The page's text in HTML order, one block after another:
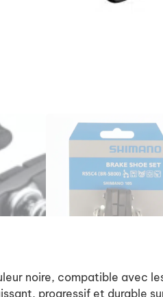
noire, compatible avec
progressif et durable